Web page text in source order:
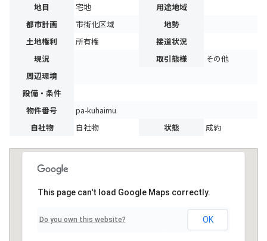
地目
宅地
用途地域
都市計画
市街化区域
地勢
土地権利
所有権
接道状況
現況
取引態様
その他
周辺環境
設備・条件
物件番号
pa-kuhaimu
自社物
自社物 状態 成約
This page can't load Google Maps correctly.
Do you own this website? OK